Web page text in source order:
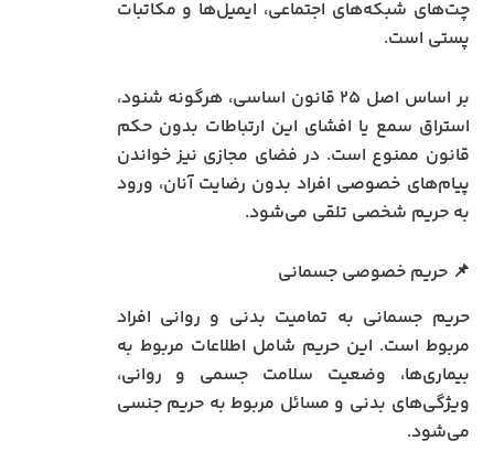
چت‌های شبکه‌های اجتماعی، ایمیل‌ها و مکاتبات
پستی است.
بر اساس اصل ۲۵ قانون اساسی، هرگونه شنود،
استراق سمع یا افشای این ارتباطات بدون حکم
قانون ممنوع است. در فضای مجازی نیز خواندن
پیام‌های خصوصی افراد بدون رضایت آنان، ورود
به حریم شخصی تلقی می‌شود.
📌 حریم خصوصی جسمانی
حریم جسمانی به تمامیت بدنی و روانی افراد
مربوط است. این حریم شامل اطلاعات مربوط به
بیماری‌ها، وضعیت سلامت جسمی و روانی،
ویژگی‌های بدنی و مسائل مربوط به حریم جنسی
می‌شود.